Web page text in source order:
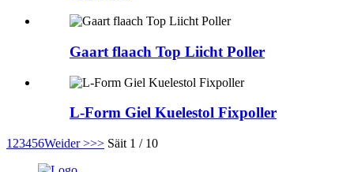
Gaart flaach Top Liicht Poller
L-Form Giel Kuelestol Fixpoller
1 23456Weider >>> Säit 1 / 10